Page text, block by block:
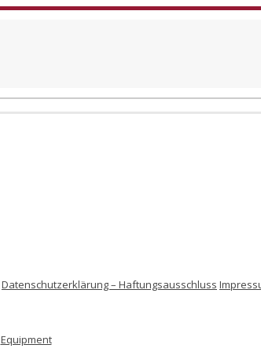
Datenschutzerklärung – Haftungsausschluss
Equipment